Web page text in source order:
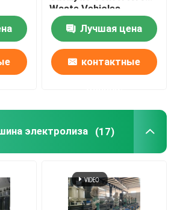
машина
электролиза
Waste Vehicles
Лучшая цена
контактные
электролиза (17)